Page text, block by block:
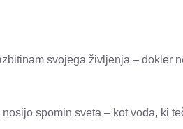
svojega življenja – dokler
spomin sveta – kot voda, ki